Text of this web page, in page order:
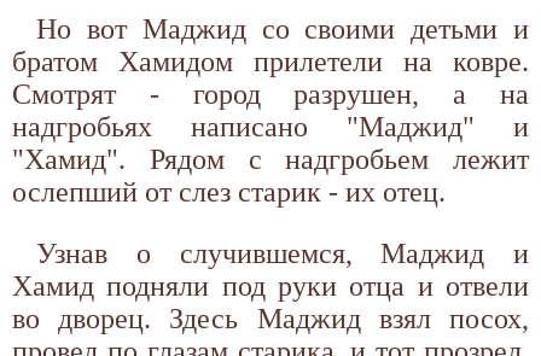
Но вот Маджид со своими детьми и
братом Хамидом прилетели на ковре.
Смотрят - город разрушен, а на
надгробьях написано "Маджид" и
"Хамид". Рядом с надгробьем лежит
ослепший от слез старик - их отец.
Узнав о случившемся, Маджид и
Хамид подняли под руки отца и отвели
во дворец. Здесь Маджид взял посох,